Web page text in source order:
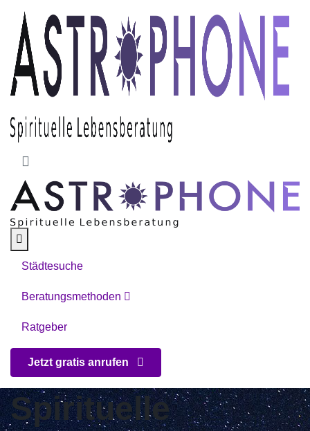
Skip to main content
Städtesuche
Beratungsmethoden
Ratgeber
Jetzt gratis anrufen
Spirituelle